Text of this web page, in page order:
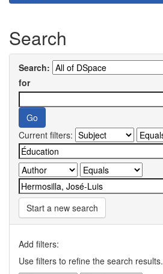
Search
Search:
for
Current filters:
Start a new search
Add filters:
Use filters to refine the search results.